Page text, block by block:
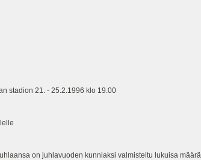
stadion 21. - 25.2.1996 klo 19.00
on juhlavuoden kunniaksi valmisteltu lukuisa